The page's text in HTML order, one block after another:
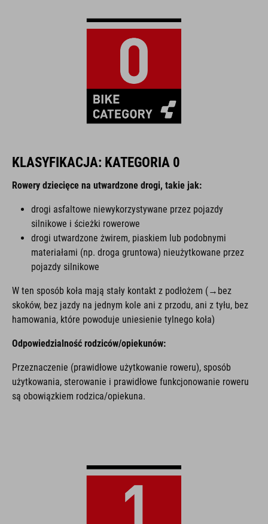
KLASYFIKACJA: KATEGORIA 0
Rowery dziecięce na utwardzone drogi, takie jak:
drogi asfaltowe niewykorzystywane przez pojazdy
silnikowe i ścieżki rowerowe
drogi utwardzone żwirem, piaskiem lub podobnymi
materiałami (np. droga gruntowa) nieużytkowane przez
pojazdy silnikowe
W ten sposób koła mają stały kontakt z podłożem (→bez
skoków, bez jazdy na jednym kole ani z przodu, ani z tyłu, bez
hamowania, które powoduje uniesienie tylnego koła)
Odpowiedzialność rodziców/opiekunów:
Przeznaczenie (prawidłowe użytkowanie roweru), sposób
użytkowania, sterowanie i prawidłowe funkcjonowanie roweru
są obowiązkiem rodzica/opiekuna.